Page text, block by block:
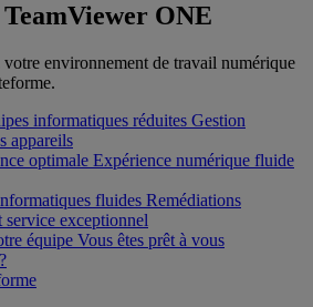
ONE
environnement de travail numérique
informatiques réduites Gestion
appareils
optimale Expérience numérique fluide
fluides Remédiations
service exceptionnel
équipe Vous êtes prêt à vous